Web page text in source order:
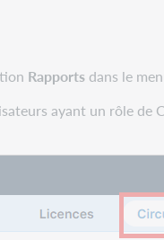
Rapports dans le
ayant un rôle